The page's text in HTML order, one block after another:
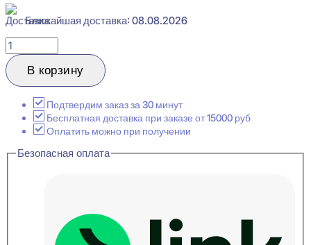
Ближайшая доставка: 08.08.2026
Количество
товара
Ultrawood
Base
Плинтус
напольный
В корзину
Подтвердим заказ за 30 минут
Бесплатная доставка при заказе от 15000 руб
Оплатить можно при получении
Безопасная оплата